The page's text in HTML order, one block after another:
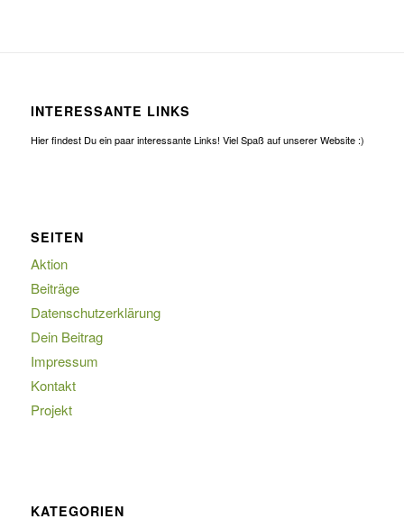
INTERESSANTE LINKS
Hier findest Du ein paar interessante Links! Viel Spaß auf unserer Website :)
SEITEN
Aktion
Beiträge
Datenschutzerklärung
Dein Beitrag
Impressum
Kontakt
Projekt
KATEGORIEN